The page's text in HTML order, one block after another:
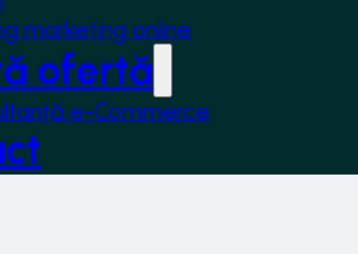
marketing online
ofertă
e-Commerce